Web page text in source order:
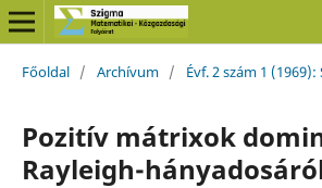
Főoldal / Archívum / Évf. 2 szám 1 (1969):
Pozitív mátrixok
Rayleigh-